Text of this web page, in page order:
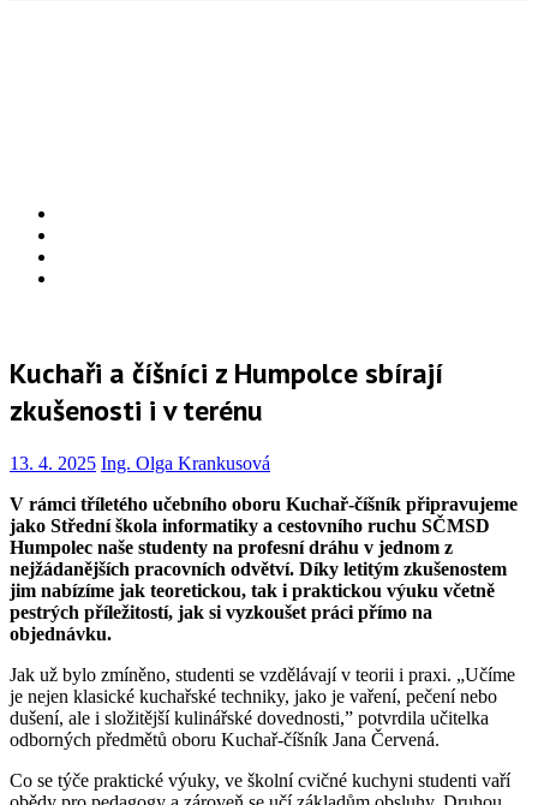
Kuchaři a číšníci z Humpolce sbírají
zkušenosti i v terénu
13. 4. 2025 Ing. Olga Krankusová
V rámci tříletého učebního oboru Kuchař-číšník připravujeme
jako Střední škola informatiky a cestovního ruchu SČMSD
Humpolec naše studenty na profesní dráhu v jednom z
nejžádanějších pracovních odvětví. Díky letitým zkušenostem
jim nabízíme jak teoretickou, tak i praktickou výuku včetně
pestrých příležitostí, jak si vyzkoušet práci přímo na
objednávku.
Jak už bylo zmíněno, studenti se vzdělávají v teorii i praxi. „Učíme
je nejen klasické kuchařské techniky, jako je vaření, pečení nebo
dušení, ale i složitější kulinářské dovednosti,” potvrdila učitelka
odborných předmětů oboru Kuchař-číšník Jana Červená.
Co se týče praktické výuky, ve školní cvičné kuchyni studenti vaří